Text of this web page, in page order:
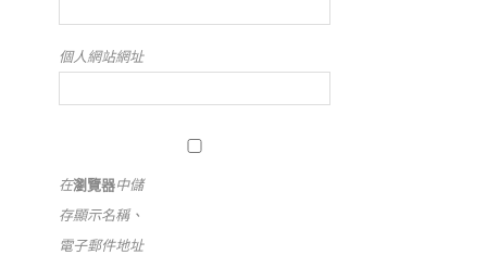
個人網站網址
在瀏覽器中儲
存顯示名稱、
電子郵件地址